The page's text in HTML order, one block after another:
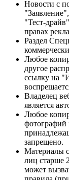
Новости с
"Тест-
правах
Раздел
Любое
другое
ссылку на
Владелец
является
Любое
фотографий
запрещено.
Материалы
лиц старше
может